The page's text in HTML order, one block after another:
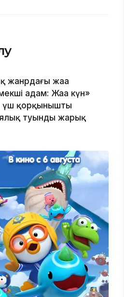
жанрдағы жаңа
адам: Жаңа күн»
үш қорқынышты
туынды жарық